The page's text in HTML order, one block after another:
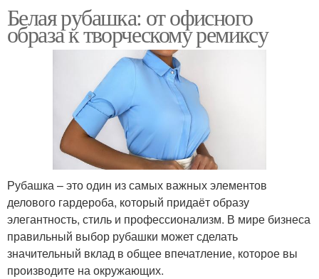
Белая рубашка: от офисного
образа к творческому ремиксу
Рубашка – это один из самых важных элементов
делового гардероба, который придаёт образу
элегантность, стиль и профессионализм. В мире бизнеса
правильный выбор рубашки может сделать
значительный вклад в общее впечатление, которое вы
производите на окружающих.